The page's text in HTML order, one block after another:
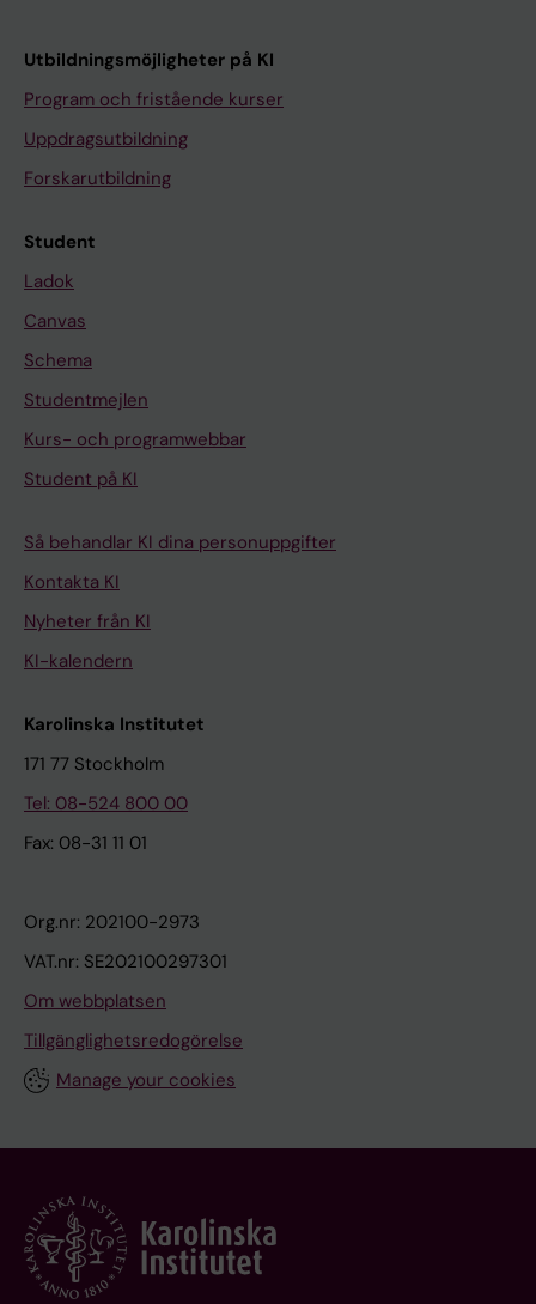
Utbildningsmöjligheter på KI
Program och fristående kurser
Uppdragsutbildning
Forskarutbildning
Student
Ladok
Canvas
Schema
Studentmejlen
Kurs- och programwebbar
Student på KI
Så behandlar KI dina personuppgifter
Kontakta KI
Nyheter från KI
KI-kalendern
Karolinska Institutet
171 77 Stockholm
Tel: 08-524 800 00
Fax: 08-31 11 01
Org.nr: 202100-2973
VAT.nr: SE202100297301
Om webbplatsen
Tillgänglighetsredogörelse
Manage your cookies